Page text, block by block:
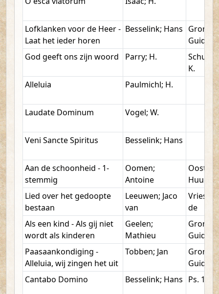
Lofklanken voor de Heer -
Laat het ieder horen
Besselink; Hans Grond;
Guido
God geeft ons zijn woord
Parry; H.
K.
Alleluia
Paulmichl; H.
Laudate Dominum Vogel; W.
Veni Sancte Spiritus Besselink; Hans
Aan de schoonheid - 1-
stemmig
Oomen;
Antoine
Huub
Lied over het gedoopte
bestaan
Leeuwen; Jaco
van
Vries;
de
Als een kind - Als gij niet
wordt als kinderen
Geelen;
Mathieu
Grond;
Guido
Paasaankondiging -
Alleluia, wij zingen het uit
Tobben; Jan
Grond;
Guido
Cantabo Domino
Besselink; Hans Ps. 13,6